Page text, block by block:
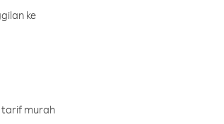
ke
tarif murah